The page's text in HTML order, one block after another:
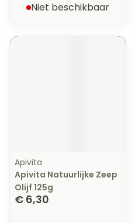
Niet beschikbaar
Apivita
Apivita Natuurlijke Zeep
Olijf 125g
€ 6,30